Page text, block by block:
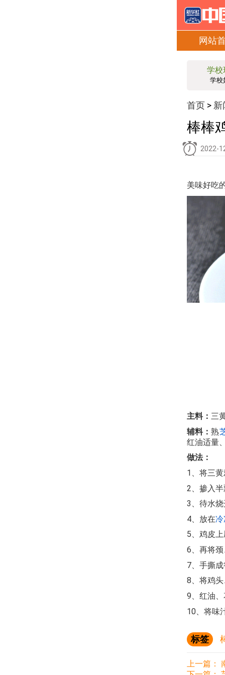
网站
学校
学校
首页> 新
棒棒
2022-
美味好吃
主料： 三
辅料：熟
红油适量
做法：
1、将三
2、掺入
3、待水
4、放在冷
5、鸡皮
6、再将
7、手撕
8、将鸡
9、红油
10、将味
标签
上一篇：